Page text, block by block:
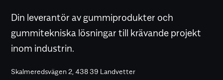
Din leverantör av gummiprodukter och
gummitekniska lösningar till krävande projekt
inom industrin.
Skalmeredsvägen 2, 438 39 Landvetter